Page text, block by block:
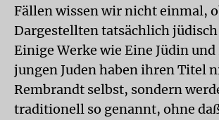
Fällen wissen wir nicht einmal,
Dargestellten tatsächlich
Einige Werke wie Eine Jüdin
jungen Juden haben ihren Titel
Rembrandt selbst, sondern
traditionell so genannt, ohne